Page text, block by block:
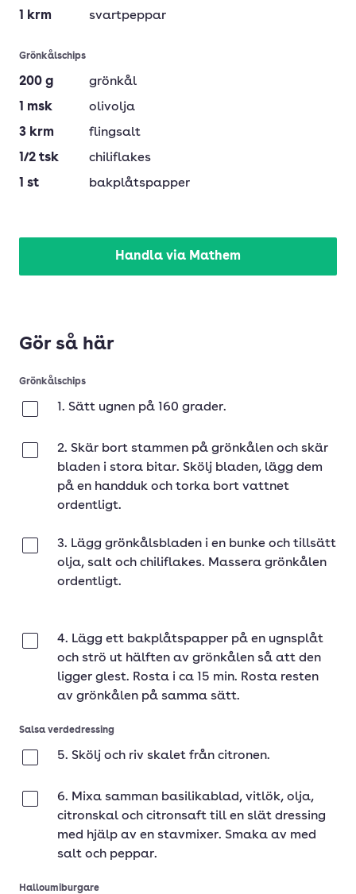
1
krm svartpeppar
Grönkålschips
200 g
grönkål
1 msk
olivolja
3 krm
flingsalt
1/2 tsk
chiliflakes
1 st bakplåtspapper
Handla via Mathem
Gör så här
Grönkålschips
1. Sätt ugnen på 160 grader.
2. Skär bort stammen på grönkålen och skär
bladen i stora bitar. Skölj bladen, lägg dem
på en handduk och torka bort vattnet
ordentligt.
3. Lägg grönkålsbladen i en bunke och tillsätt
olja, salt och chiliflakes. Massera grönkålen
ordentligt.
4. Lägg ett bakplåtspapper på en ugnsplåt
och strö ut hälften av grönkålen så att den
ligger glest. Rosta i ca 15 min. Rosta resten
av grönkålen på samma sätt.
Salsa verdedressing
5. Skölj och riv skalet från citronen.
6. Mixa samman basilikablad, vitlök, olja,
citronskal och citronsaft till en slät dressing
med hjälp av en stavmixer. Smaka av med
salt och peppar.
Halloumiburgare